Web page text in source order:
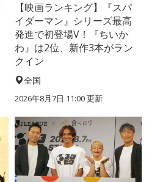
【映画ランキング】『スパ
イダーマン』シリーズ最高
発進で初登場V！『ちいか
わ』は2位、新作3本がラン
クイン
全国
2026年8月7日 11:00更新